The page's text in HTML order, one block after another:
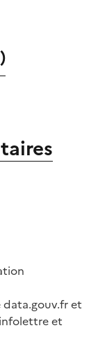
)
data.gouv.fr et
et